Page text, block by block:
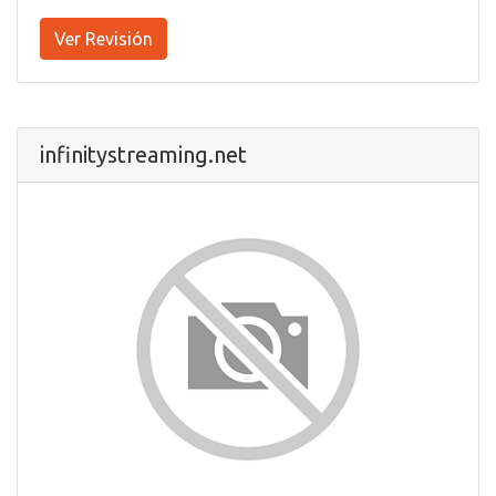
Ver Revisión
infinitystreaming.net